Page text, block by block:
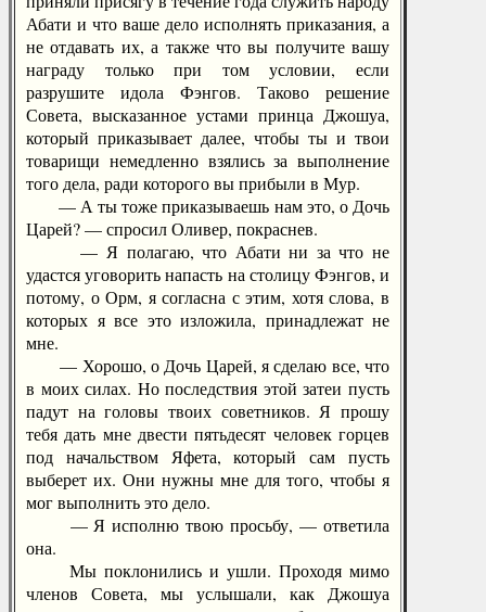
Абати и что ваше дело исполнять приказания, а
не отдавать их, а также что вы получите вашу
награду только при том условии, если
разрушите идола Фэнгов. Таково решение
Совета, высказанное устами принца Джошуа,
который приказывает далее, чтобы ты и твои
товарищи немедленно взялись за выполнение
того дела, ради которого вы прибыли в Мур.
— А ты тоже приказываешь нам это, о Дочь
Царей? — спросил Оливер, покраснев.
— Я полагаю, что Абати ни за что не
удастся уговорить напасть на столицу Фэнгов, и
потому, о Орм, я согласна с этим, хотя слова, в
которых я все это изложила, принадлежат не
мне.
— Хорошо, о Дочь Царей, я сделаю все, что
в моих силах. Но последствия этой затеи пусть
падут на головы твоих советников. Я прошу
тебя дать мне двести пятьдесят человек горцев
под начальством Яфета, который сам пусть
выберет их. Они нужны мне для того, чтобы я
мог выполнить это дело.
— Я исполню твою просьбу, — ответила
она.
Мы поклонились и ушли. Проходя мимо
членов Совета, мы услышали, как Джошуа